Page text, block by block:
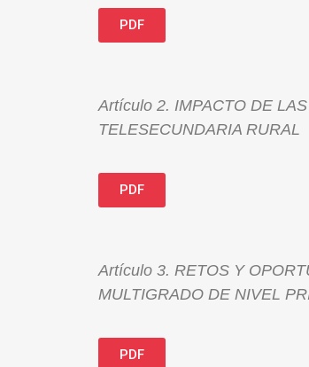
PDF
Artículo 2. IMPACTO DE
TELESECUNDARIA RURAL
PDF
Artículo 3. RETOS Y
MULTIGRADO DE NIVEL
PDF